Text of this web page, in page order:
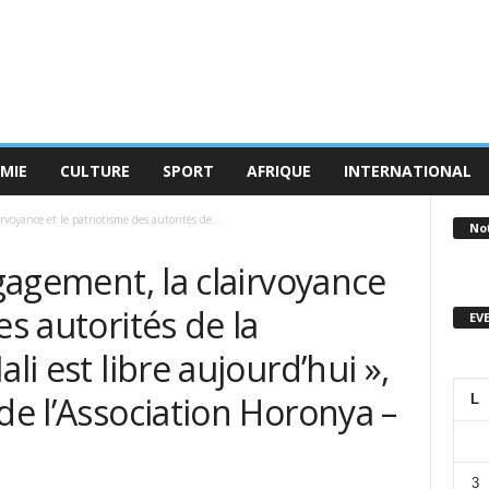
CULTURE SPORT AFRIQUE INTERNATIONAL
et le patriotisme des autorités de...
la clairvoyance
autorités de la
est libre aujourd’hui »,
l’Association Horonya –
L
3